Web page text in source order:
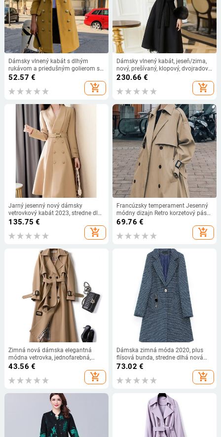
Dámsky vlnený kabát s dlhým
rukávom a priedušným golierom s
dvojitým zapínaním
52.57 €
add_shopping_cart
Dámsky vlnený kabát, jeseň/zima,
nový, prešívaný, klopový, dvojradový,
čipkovaný, dlhý kabát,
temperamentný, módny, cestovný,
ZM246
230.66 €
add_shopping_cart
Jarný jesenný nový dámsky
vetrovkový kabát 2023, stredne dlhý
módny kabát, dvojitý lem, úzky
135.75 €
add_shopping_cart
Francúzsky temperament Jesenný
módny dizajn Retro korzetový pás
Voľný retro dvojradový trenčkot pre
69.76 €
add_shopping_cart
Zimná nová dámska elegantná
módna vetrovka, jednofarebná,
voľná, s dlhým rukávom, dámska
43.56 €
add_shopping_cart
Dámska zimná móda 2020, plus
flísová bunda, stredne dlhá nová
bunda, teplá dámska bunda s
temperamentná dámska populárna
73.02 €
add_shopping_cart